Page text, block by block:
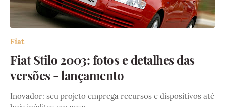
Fiat
Fiat Stilo 2003: fotos e detalhes das
versões - lançamento
Inovador: seu projeto emprega recursos e dispositivos até